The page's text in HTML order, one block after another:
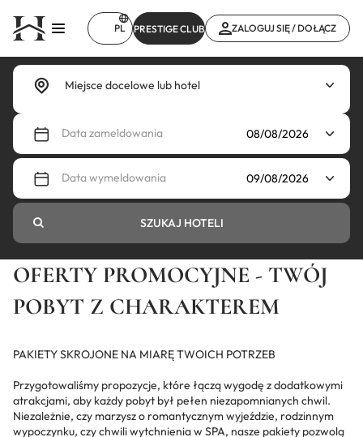
treści
PL PRESTIGE CLUB ZALOGUJ SIĘ / DOŁĄCZ
Data zameldowania
Data wymeldowania
SZUKAJ HOTELI
OFERTY PROMOCYJNE - TWÓJ
POBYT Z CHARAKTEREM
PAKIETY SKROJONE NA MIARĘ TWOICH POTRZEB
Przygotowaliśmy propozycje, które łączą wygodę z dodatkowymi
atrakcjami, aby każdy pobyt był pełen niezapomnianych chwil.
Niezależnie, czy marzysz o romantycznym wyjeździe, rodzinnym
wypoczynku, czy chwili wytchnienia w SPA, nasze pakiety pozwolą